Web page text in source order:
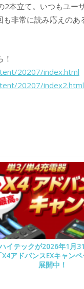
本立て。いつもユー
非常に読み応えの
20207/index.html
20207/index2.html
イテックが2026年1月
X4アドバンスEXキャン
展開中！